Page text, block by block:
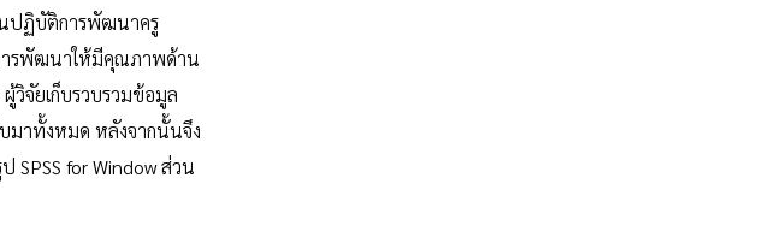
นปฏิบัติการพัฒนาครู
การพัฒนาให้มีคุณภาพด้าน
วิจัยเก็บรวบรวมข้อมูล
มาทั้งหมด หลังจากนั้นจึง
SPSS for Window ส่วน